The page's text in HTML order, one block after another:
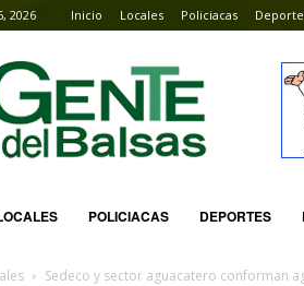
2026 Inicio Locales Policiacas
POLICIACAS DEPORTES
Sedeco y sector aguacatero conforman